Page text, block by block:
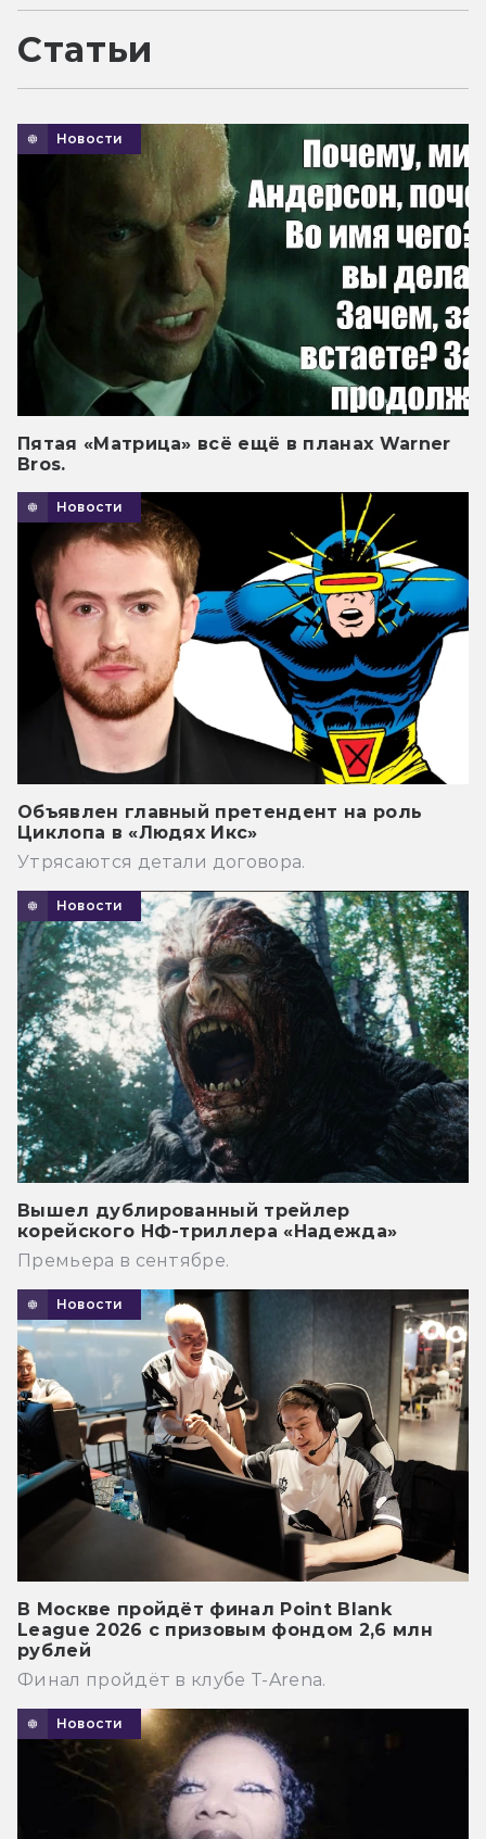
Статьи
Новости
Пятая «Матрица» всё ещё в планах Warner
Bros.
Новости
Объявлен главный претендент на роль
Циклопа в «Людях Икс»
Утрясаются детали договора.
Новости
Вышел дублированный трейлер
корейского НФ-триллера «Надежда»
Премьера в сентябре.
Новости
В Москве пройдёт финал Point Blank
League 2026 с призовым фондом 2,6 млн
рублей
Финал пройдёт в клубе T-Arena.
Новости